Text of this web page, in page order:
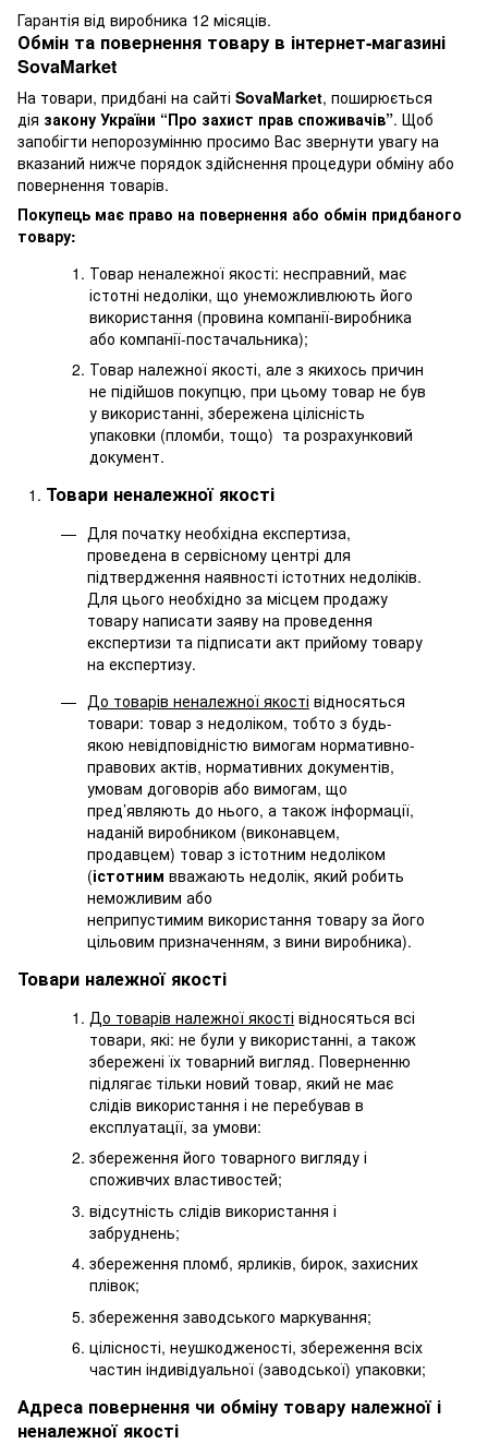
Гарантія від виробника 12 місяців.
Обмін та повернення товару в інтернет-магазині
SovaMarket
На товари, придбані на сайті SovaMarket, поширюється
дія закону України “Про захист прав споживачів”. Щоб
запобігти непорозумінню просимо Вас звернути увагу на
вказаний нижче порядок здійснення процедури обміну або
повернення товарів.
Покупець має право на повернення або обмін придбаного
товару:
Товар неналежної якості: несправний, має
істотні недоліки, що унеможливлюють його
використання (провина компанії-виробника
або компанії-постачальника);
Товар належної якості, але з якихось причин
не підійшов покупцю, при цьому товар не був
у використанні, збережена цілісність
упаковки (пломби, тощо) та розрахунковий
документ.
Товари неналежної якості
Для початку необхідна експертиза,
проведена в сервісному центрі для
підтвердження наявності істотних недоліків.
Для цього необхідно за місцем продажу
товару написати заяву на проведення
експертизи та підписати акт прийому товару
на експертизу.
До товарів неналежної якості відносяться
товари: товар з недоліком, тобто з будь-
якою невідповідністю вимогам нормативно-
правових актів, нормативних документів,
умовам договорів або вимогам, що
пред’являють до нього, а також інформації,
наданій виробником (виконавцем,
продавцем) товар з істотним недоліком
(істотним вважають недолік, який робить
неможливим або
неприпустимим використання товару за його
цільовим призначенням, з вини виробника).
Товари належної якості
До товарів належної якості відносяться всі
товари, які: не були у використанні, а також
збережені їх товарний вигляд. Поверненню
підлягає тільки новий товар, який не має
слідів використання і не перебував в
експлуатації, за умови:
збереження його товарного вигляду і
споживчих властивостей;
відсутність слідів використання і
забруднень;
збереження пломб, ярликів, бирок, захисних
плівок;
збереження заводського маркування;
цілісності, неушкодженості, збереження всіх
частин індивідуальної (заводської) упаковки;
Адреса повернення чи обміну товару належної і
неналежної якості